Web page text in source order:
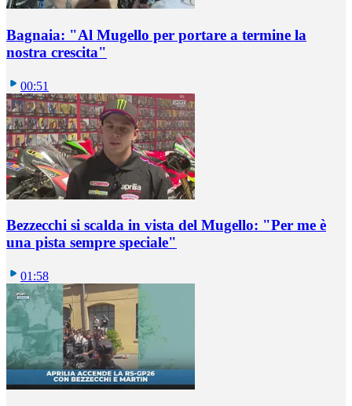
Bagnaia: "Al Mugello per portare a termine la
nostra crescita"
00:51
Bezzecchi si scalda in vista del Mugello: "Per me è
una pista sempre speciale"
01:58